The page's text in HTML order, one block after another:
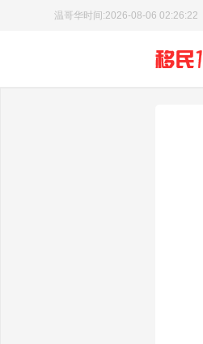
温哥华时间:2026-08-06 02:26:23